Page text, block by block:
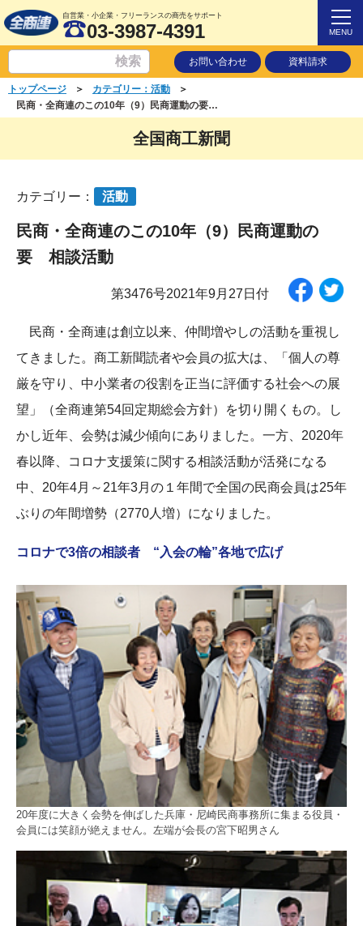
自営業・小企業・フリーランスの商売をサポート
03-3987-4391 MENU
お問い合わせ 資料請求
トップページ ＞ カテゴリー：活動
＞
民商・全商連のこの10年（9）民商運動の要 相談活動
全国商工新聞
カテゴリー： 活動
民商・全商連のこの10年（9）民商運動の
要 相談活動
第3476号2021年9月27日付
民商・全商連は創立以来、仲間増やしの活動を重視し
てきました。商工新聞読者や会員の拡大は、「個人の尊
厳を守り、中小業者の役割を正当に評価する社会への展
望」（全商連第54回定期総会方針）を切り開くもの。し
かし近年、会勢は減少傾向にありました。一方、2020年
春以降、コロナ支援策に関する相談活動が活発になる
中、20年4月～21年3月の１年間で全国の民商会員は25年
ぶりの年間増勢（2770人増）になりました。
コロナで3倍の相談者 “入会の輪”各地で広げ
20年度に大きく会勢を伸ばした兵庫・尼崎民商事務所に集まる役員・
会員には笑顔が絶えません。左端が会長の宮下昭男さん